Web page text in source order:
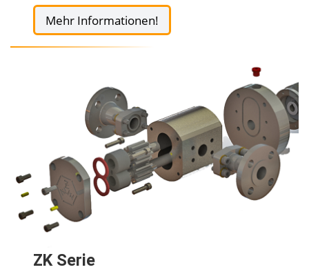
Mehr Informationen!
ZK Serie